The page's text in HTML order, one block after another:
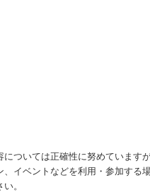
については正確性に努めています
、イベントなどを利用・参加する
。